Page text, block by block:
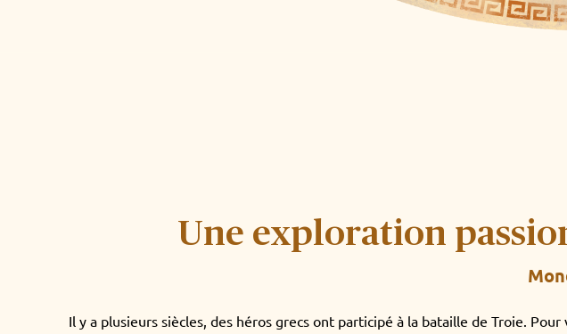
Une exploration
Il y a plusieurs siècles, des héros grecs ont participé à la bataille de Troie.